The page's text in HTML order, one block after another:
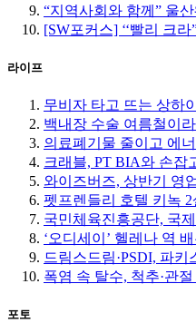
“지역사회와 함께” 울
[SW포커스] ‘‘빨리 크
라이프
무비자 타고 뜨는 상하
백내장 수술 여름철이
의료폐기물 줄이고 에
크래블, PT BIA와 손잡
와이즈버즈, 상반기 영
펫프렌들리 호텔 키녹
국민체육진흥공단, 국
‘오디세이’ 헬레나 역
드림스드림·PSDI, 파
폭염 속 탈수, 척추·관절
포토